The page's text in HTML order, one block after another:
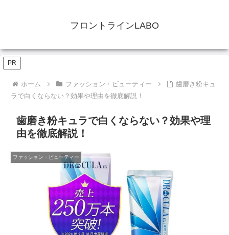
フロントラインLABO
PR
ホーム ファッション・ビューティー
歯磨き粉キュ
ラで白くならない？効果や理由を徹底解説！
歯磨き粉キュラで白くならない？効果や理
由を徹底解説！
ファッション・ビューティー